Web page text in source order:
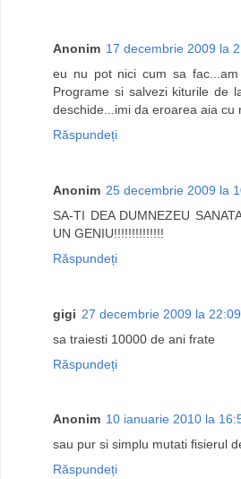
Anonim 17 decembrie 2009 la
eu nu pot nici cum sa
Programe si salvezi kiturile de
deschide...imi da eroarea aia cu
Răspundeți
Anonim 25 decembrie 2009 la
SA-TI DEA DUMNEZEU
UN GENIU!!!!!!!!!!!!!!
Răspundeți
gigi 27 decembrie 2009 la 22:09
sa traiesti 10000 de ani frate
Răspundeți
Anonim 10 ianuarie 2010 la
sau pur si simplu mutati fisierul
Răspundeți